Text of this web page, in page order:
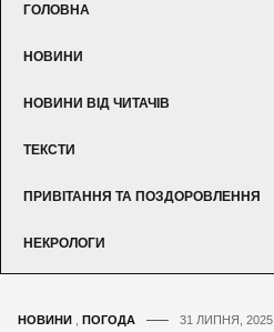
ГОЛОВНА
НОВИНИ
НОВИНИ ВІД ЧИТАЧІВ
ТЕКСТИ
ПРИВІТАННЯ ТА ПОЗДОРОВЛЕННЯ
НЕКРОЛОГИ
НОВИНИ ПОГОДА 31 ЛИПНЯ, 2025